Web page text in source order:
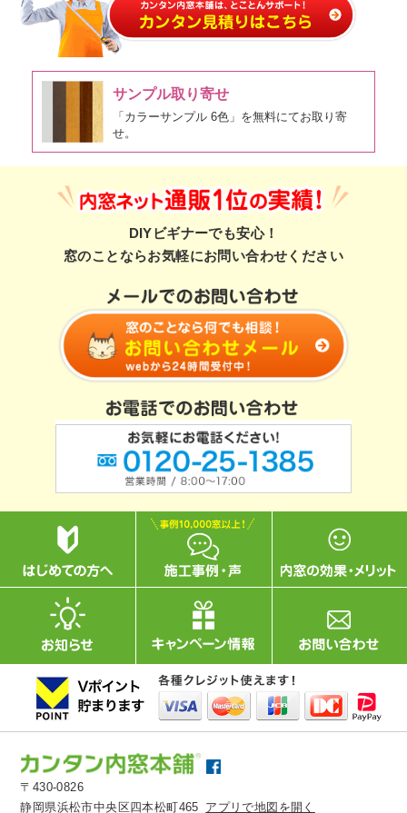
サンプル取り寄せ
「カラーサンプル 6色」を無料にてお取り寄
せ。
DIYビギナーでも安心！
窓のことならお気軽にお問い合わせください
〒430-0826
静岡県浜松市中央区四本松町465 アプリで地図を開く